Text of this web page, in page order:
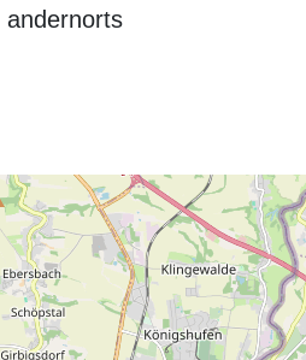
andernorts